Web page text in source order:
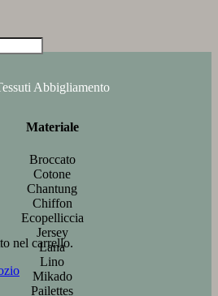
nel carrello.
Abbigliamento
Materiale
Broccato
Cotone
Chantung
Chiffon
Ecopelliccia
Jersey
Lana
Lino
Mikado
Pailettes